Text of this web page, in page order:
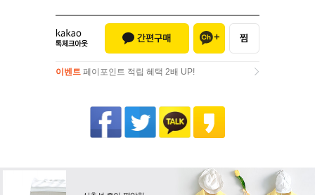
이벤트 페이포인트 적립 혜택 2배 UP!